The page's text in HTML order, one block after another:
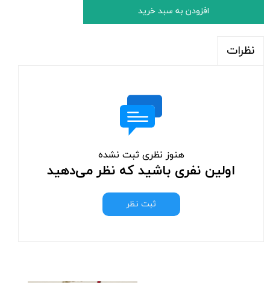
افزودن به سبد خرید
نظرات
هنوز نظری ثبت نشده
اولین نفری باشید که نظر می‌دهید
ثبت نظر